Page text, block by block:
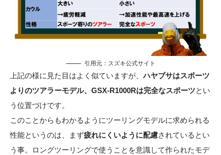
引用元： スズキ公式サイト
上記の様に見た目はよく似ていますが、ハヤブサはスポーツ
よりのツアラーモデル、GSX-R1000Rは完全なスポーツとい
う位置づけです。
このことからもわかるようにツーリングモデルに求められる
性能というのは、まず疲れにくいように配慮されているとい
う事。ロングツーリングで使うことを意識して作られたモデ